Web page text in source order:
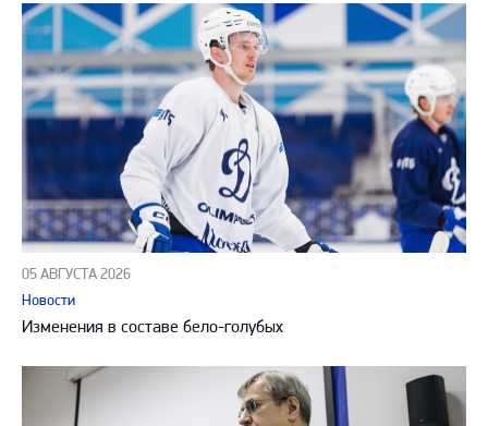
05 АВГУСТА 2026
Новости
Изменения в составе бело-голубых